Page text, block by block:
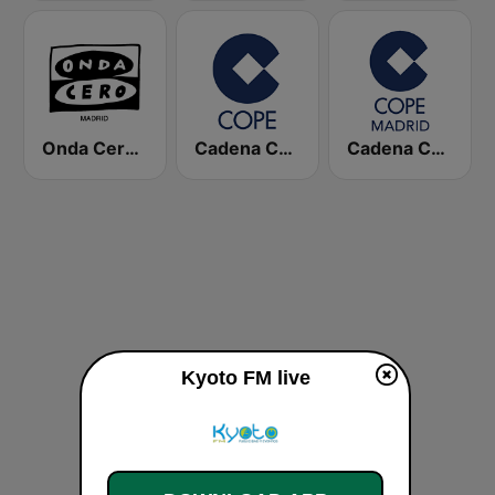
Onda Cero Madrid Cadena COPE Cadena COPE Madrid
Kyoto FM live